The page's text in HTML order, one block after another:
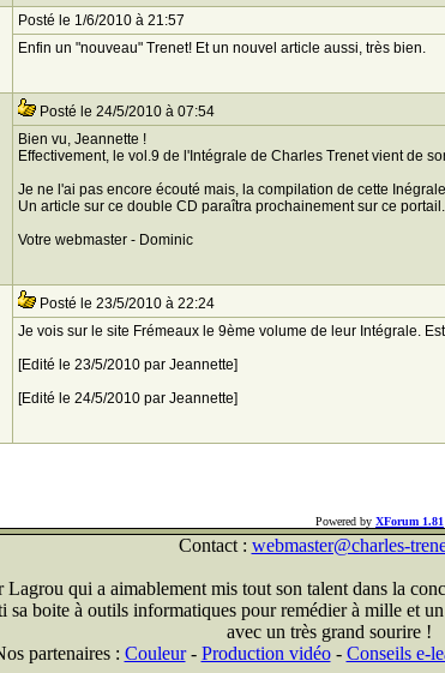
Posté le 1/6/2010 à 21:57
Enfin un "nouveau" Trenet! Et un nouvel article aussi, très bien.
Posté le 24/5/2010 à 07:54
Bien vu, Jeannette !
Effectivement, le vol.9 de l'Intégrale de Charles Trenet vient de
Je ne l'ai pas encore écouté mais, la compilation de cette
Un article sur ce double CD paraîtra prochainement sur ce portail.
Votre webmaster - Dominic
Posté le 23/5/2010 à 22:24
Je vois sur le site Frémeaux le 9ème volume de leur Intégrale.
[Edité le 23/5/2010 par Jeannette]
[Edité le 24/5/2010 par Jeannette]
Powered by XForum 1.81
Contact : webmaster@charles-
qui a aimablement mis tout son talent dans la
boite à outils informatiques pour remédier à mille et
avec un très grand sourire !
partenaires : Couleur- Production vidéo- Conseils e-